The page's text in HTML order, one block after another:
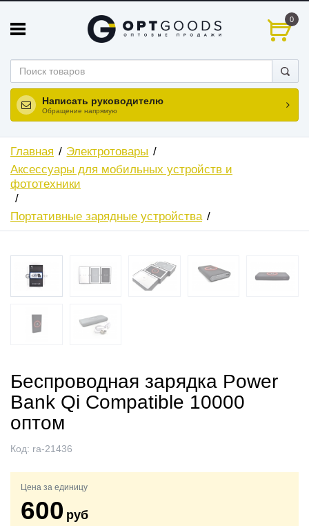
0
Написать руководителю
Обращение напрямую
Главная
Электротовары
Аксессуары для мобильных устройств и
фототехники
Портативные зарядные устройства
Беспроводная зарядка Power
Bank Qi Compatible 10000
оптом
Код: ra-21436
Цена за единицу
600 руб